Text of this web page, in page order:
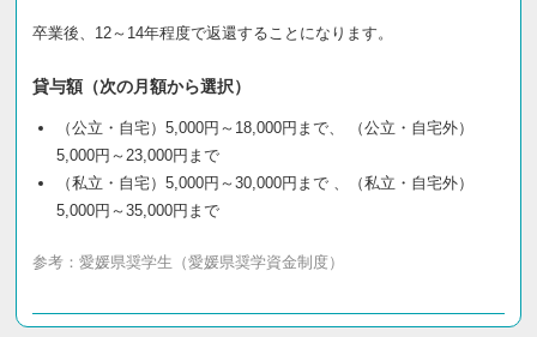
卒業後、12～14年程度で返還することになります。
貸与額（次の月額から選択）
（公立・自宅）5,000円～18,000円まで、 （公立・自宅外）
5,000円～23,000円まで
（私立・自宅）5,000円～30,000円まで 、（私立・自宅外）
5,000円～35,000円まで
参考： 愛媛県奨学生（愛媛県奨学資金制度）